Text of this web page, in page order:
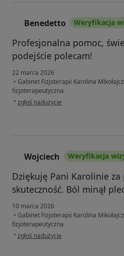
Benedetto Weryfikacja
Profesjonalna pomoc,
podejście polecam!
22 marca 2026
• Gabinet Fizjoterapii Karolina
fizjoterapeutyczna
• w opinii użytkownika Benedetto
zgłoś nadużycie
Wojciech Weryfikacja
Dziękuję Pani Karolinie
skuteczność. Ból minął
10 marca 2026
• Gabinet Fizjoterapii Karolina
fizjoterapeutyczna
• w opinii użytkownika Wojciech
zgłoś nadużycie